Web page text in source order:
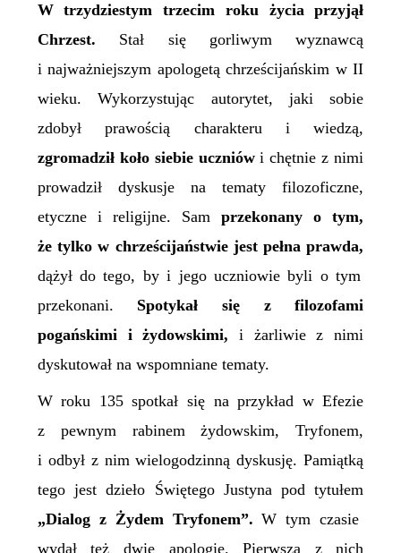
W trzydziestym trzecim roku życia przyjął
Chrzest. Stał się gorliwym wyznawcą
i najważniejszym apologetą chrześcijańskim w II
wieku. Wykorzystując autorytet, jaki sobie
zdobył prawością charakteru i wiedzą,
zgromadził koło siebie uczniówi chętnie z nimi
prowadził dyskusje na tematy filozoficzne,
etyczne i religijne. Samprzekonany o tym,
że tylko w chrześcijaństwie jest pełna prawda,
dążył do tego, by i jego uczniowie byli o tym
przekonani. Spotykał się z filozofami
pogańskimi i żydowskimi, i żarliwie z nimi
dyskutował na wspomniane tematy.
W roku 135 spotkał się na przykład w Efezie
z pewnym rabinem żydowskim, Tryfonem,
i odbył z nim wielogodzinną dyskusję.Pamiątką
tego jest dzieło Świętego Justyna pod tytułem
„Dialog z Żydem Tryfonem”. W tym czasie
wydał też dwie apologie. Pierwszą z nich